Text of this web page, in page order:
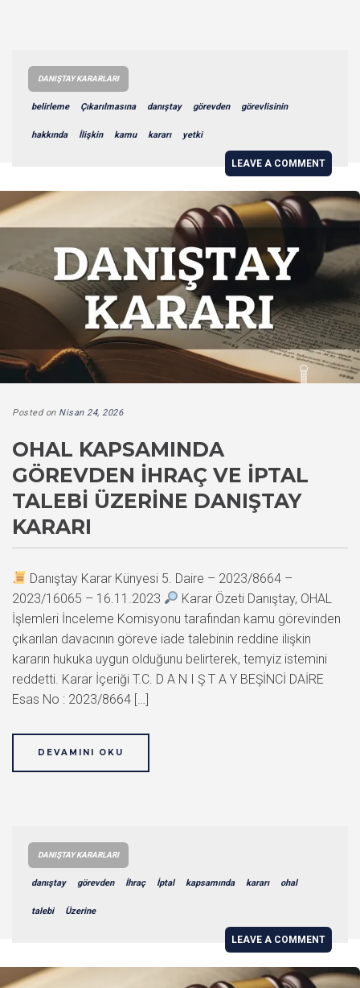
DANIŞTAY KARARLARI
belirleme Çıkarılmasına danıştay görevden görevlisinin
hakkında İlişkin kamu kararı yetki
LEAVE A COMMENT
Posted on Nisan 24, 2026
OHAL KAPSAMINDA
GÖREVDEN İHRAÇ VE İPTAL
TALEBI ÜZERINE DANIŞTAY
KARARI
Danıştay Karar Künyesi 5. Daire – 2023/8664 –
2023/16065 – 16.11.2023
Karar Özeti Danıştay, OHAL
İşlemleri İnceleme Komisyonu tarafından kamu görevinden
çıkarılan davacının göreve iade talebinin reddine ilişkin
kararın hukuka uygun olduğunu belirterek, temyiz istemini
reddetti. Karar İçeriği T.C. D A N I Ş T A Y BEŞİNCİ DAİRE
Esas No : 2023/8664 […]
DEVAMINI OKU
DANIŞTAY KARARLARI
danıştay görevden İhraç İptal kapsamında kararı ohal
talebi Üzerine
LEAVE A COMMENT